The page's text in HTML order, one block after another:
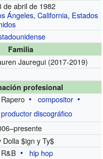
de abril de 1982
Ángeles,California, Estados
Familia
Jauregui (2017-2019)
profesional
Rapero
compositor
productor discográfico
Dolla $ign y Ty$
R&B hip hop